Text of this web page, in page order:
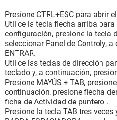
Presione CTRL+ESC para abrir
Utilice la tecla flecha arriba para
configuración, presione la tecla
seleccionar Panel de Controly,
ENTRAR.
Utilice las teclas de dirección
teclado y, a continuación,
Presione MAYÚS + TAB,
continuación, presione flecha
ficha de Actividad de puntero .
Presione la tecla TAB tres